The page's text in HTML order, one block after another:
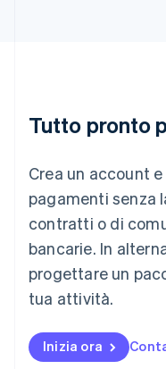
Tutto pronto
Crea un account
pagamenti senza
contratti o di
bancarie. In
progettare un
tua attività.
Inizia ora
Lettonia
English
DeutschEnglish
Lituania
Français Deutsch
Malaysia
English 简体中文
Malta
Messico
EspañolEnglish